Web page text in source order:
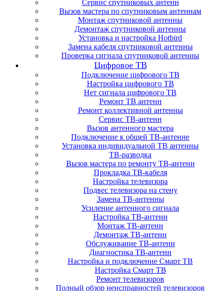
Сервис спутниковых антенн
Вызов мастера по спутниковым антеннам
Монтаж спутниковой антенны
Демонтаж спутниковой антенны
Установка и настройка Hotbird
Замена кабеля спутниковой антенны
Проверка сигнала спутниковой антенны
Цифровое ТВ
Подключение цифрового ТВ
Настройка цифрового ТВ
Нет сигнала цифрового ТВ
Ремонт ТВ антенн
Ремонт коллективной антенны
Сервис ТВ-антенн
Вызов антенного мастера
Подключение к общей ТВ-антенне
Установка индивидуальной ТВ антенны
ТВ-разводка
Вызов мастера по ремонту ТВ-антенн
Прокладка ТВ-кабеля
Настройка телевизора
Подвес телевизора на стену
Замена ТВ-антенны
Усиление антенного сигнала
Настройка ТВ-антенн
Монтаж ТВ-антенн
Демонтаж ТВ-антенн
Обслуживание ТВ-антенн
Диагностика ТВ-антенн
Настройка и подключение Смарт ТВ
Настройка Смарт ТВ
Ремонт телевизоров
Полный обзор неисправностей телевизоров